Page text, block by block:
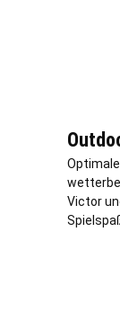
Victor